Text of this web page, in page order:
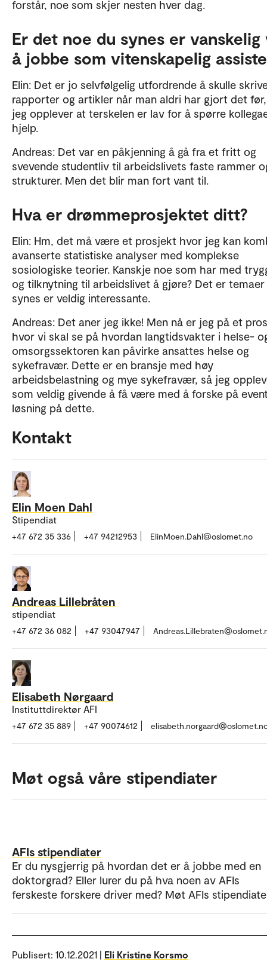
forstår, noe som skjer nesten hver dag.
Er det noe du synes er vanskelig
å jobbe som vitenskapelig
Elin: Det er jo selvfølgelig utfordrende å skulle
rapporter og artikler når man aldri har gjort det
jeg opplever at terskelen er lav for å spørre
hjelp.
Andreas: Det var en påkjenning å gå fra et fritt og
svevende studentliv til arbeidslivets faste rammer
strukturer. Men det blir man fort vant til.
Hva er drømmeprosjektet ditt?
Elin: Hm, det må være et prosjekt hvor jeg kan
avanserte statistiske analyser med komplekse
sosiologiske teorier. Kanskje noe som har med
og tilknytning til arbeidslivet å gjøre? Det er temaer
synes er veldig interessante.
Andreas: Det aner jeg ikke! Men nå er jeg på et
hvor vi skal se på hvordan langtidsvakter i helse-
omsorgssektoren kan påvirke ansattes helse og
sykefravær. Dette er en bransje med høy
arbeidsbelastning og mye sykefravær, så jeg
som veldig givende å få være med å forske på
løsning på dette.
Kontakt
Elin Moen Dahl
Stipendiat
+47 672 35 336 +47 94212953 ElinMoen.Dahl@oslomet.no
Andreas Lillebråten
stipendiat
+47 672 36 082 +47 93047947
Elisabeth Nørgaard
Instituttdirektør AFI
+47 672 35 889 +47 90074612
Møt også våre stipendiater
AFIs stipendiater
Er du nysgjerrig på hvordan det er å jobbe med en
doktorgrad? Eller lurer du på hva noen av AFIs
ferskeste forskere driver med? Møt AFIs
Publisert: 10.12.2021 | Eli Kristine Korsmo